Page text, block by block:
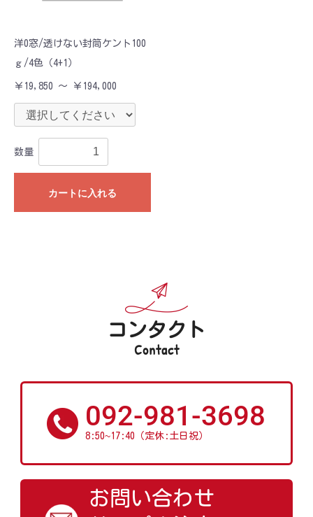
洋0窓/透けない封筒ケント100
ｇ/4色（4+1）
￥19,850 ～ ￥194,000
数量
カートに入れる
コンタクト
Contact
092-981-3698
8:50~17:40（定休:土日祝）
お問い合わせ